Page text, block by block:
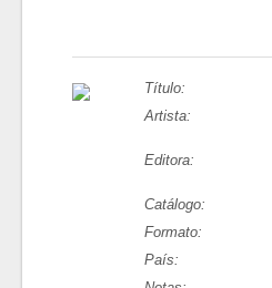
Título:
Artista:
Editora:
Catálogo:
Formato:
País: